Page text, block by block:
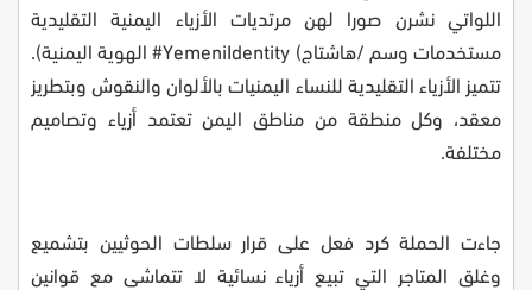
اللواتي نشرن صورا لهن مرتديات الأزياء اليمنية التقليدية
مستخدمات وسم /هاشتاج#YemeniIdentity ( الهوية اليمنية).
تتميز الأزياء التقليدية للنساء اليمنيات بالألوان والنقوش وبتطريز
معقد، وكل منطقة من مناطق اليمن تعتمد أزياء وتصاميم
مختلفة.
جاءت الحملة كرد فعل على قرار سلطات الحوثيين بتشميع
وغلق المتاجر التي تبيع أزياء نسائية لا تتماشى مع قوانين